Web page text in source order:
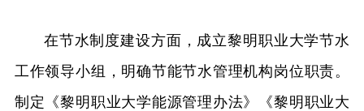
在节水制度建设方面， 成立黎明职业大学节水
工作领导小组，明确节能节水管理机构岗位职责。
制定《黎明职业大学能源管理办法》《黎明职业大